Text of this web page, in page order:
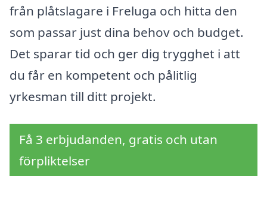
från plåtslagare i Freluga och hitta den
som passar just dina behov och budget.
Det sparar tid och ger dig trygghet i att
du får en kompetent och pålitlig
yrkesman till ditt projekt.
Få 3 erbjudanden, gratis och utan
förpliktelser